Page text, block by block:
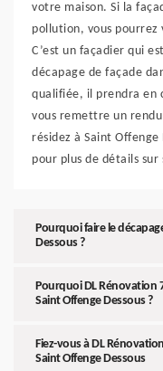
votre maison. Si la
pollution, vous pourrez
C’est un façadier qui
décapage de façade
qualifiée, il prendra en
vous remettre un
résidez à Saint
pour plus de détails sur
Pourquoi faire le
Dessous ?
Pourquoi DL Rénovation
Saint Offenge Dessous ?
Fiez-vous à DL
Saint Offenge Dessous